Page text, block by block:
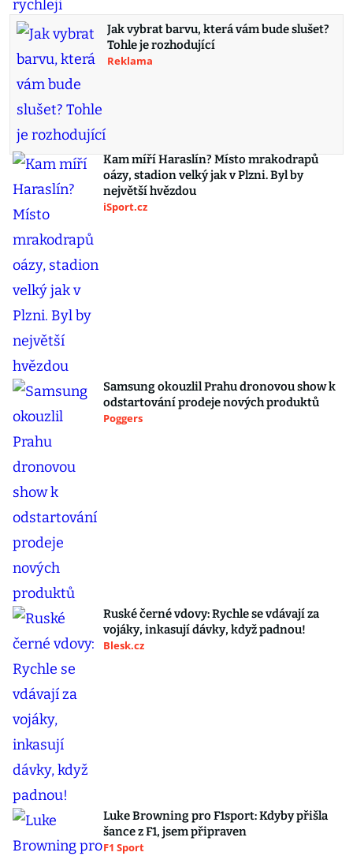
Jak vybrat barvu, která vám bude slušet?
Tohle je rozhodující
Reklama
Kam míří Haraslín? Místo mrakodrapů
oázy, stadion velký jak v Plzni. Byl by
největší hvězdou
iSport.cz
Samsung okouzlil Prahu dronovou show k
odstartování prodeje nových produktů
Poggers
Ruské černé vdovy: Rychle se vdávají za
vojáky, inkasují dávky, když padnou!
Blesk.cz
Luke Browning pro F1sport: Kdyby přišla
šance z F1, jsem připraven
F1 Sport